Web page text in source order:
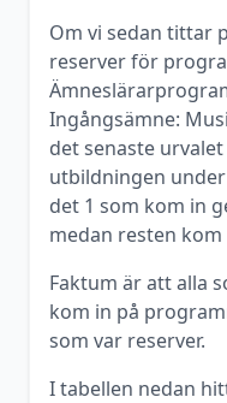
Om vi sedan tittar
reserver för
Ingångsämne:
det senaste
utbildningen under
det 1 som kom in
medan resten
Faktum är att alla
kom in på
som var reserver.
I tabellen nedan